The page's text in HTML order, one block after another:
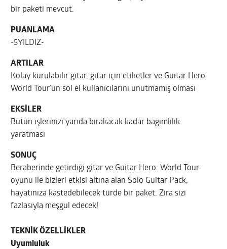
bir paketi mevcut.
PUANLAMA
-5YILDIZ-
ARTILAR
Kolay kurulabilir gitar, gitar için etiketler ve Guitar Hero:
World Tour’un sol el kullanıcılarını unutmamış olması
EKSİLER
Bütün işlerinizi yarıda bırakacak kadar bağımlılık
yaratması
SONUÇ
Beraberinde getirdiği gitar ve Guitar Hero: World Tour
oyunu ile bizleri etkisi altına alan Solo Guitar Pack,
hayatınıza kastedebilecek türde bir paket. Zira sizi
fazlasıyla meşgul edecek!
TEKNİK ÖZELLİKLER
Uyumluluk